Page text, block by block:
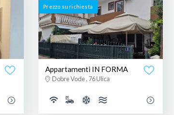
Prezzo su richiesta
Appartamenti IN FORMA
Dobre Vode , 76 Ulica